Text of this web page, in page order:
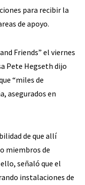
para recibir la
de apoyo.
Friends” el viernes
Pete Hegseth dijo
“miles de
asegurados en
de que allí
miembros de
señaló que el
instalaciones de